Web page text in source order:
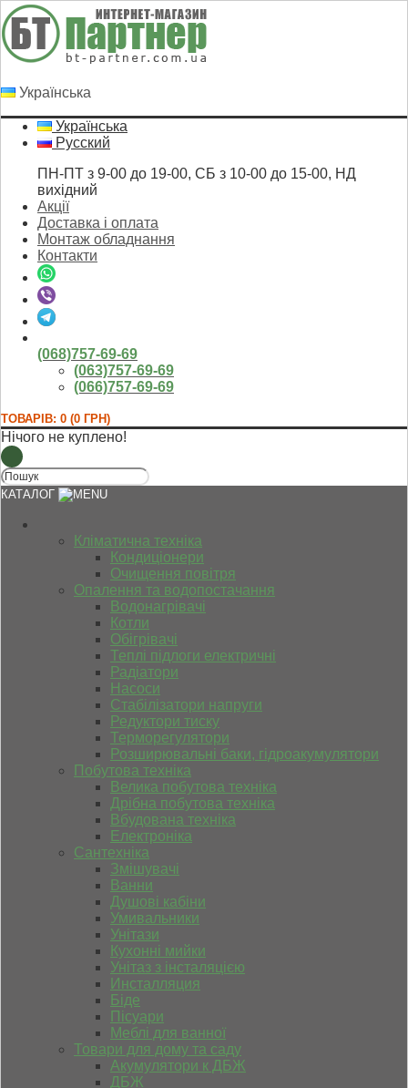
Українська
Українська
Русский
ПН-ПТ з 9-00 до 19-00, СБ з 10-00 до 15-00, НД
вихідний
Акції
Доставка і оплата
Монтаж обладнання
Контакти
(068)757-69-69
(063)757-69-69
(066)757-69-69
ТОВАРІВ: 0 (0 ГРН)
Нічого не куплено!
КАТАЛОГ
Кліматична техніка
Кондиціонери
Очищення повітря
Опалення та водопостачання
Водонагрівачі
Котли
Обігрівачі
Теплі підлоги електричні
Радіатори
Насоси
Стабілізатори напруги
Редуктори тиску
Терморегулятори
Розширювальні баки, гідроакумулятори
Побутова техніка
Велика побутова техніка
Дрібна побутова техніка
Вбудована техніка
Електроніка
Сантехніка
Змішувачі
Ванни
Душові кабіни
Умивальники
Унітази
Кухонні мийки
Унітаз з інсталяцією
Инсталляция
Біде
Пісуари
Меблі для ванної
Товари для дому та саду
Акумулятори к ДБЖ
ДБЖ